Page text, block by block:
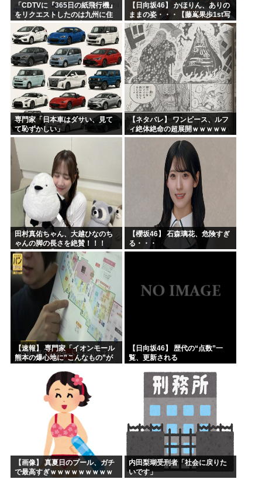
「CDTVに『365日の紙飛行機』
をリクエストしたのは九州に住
む中学生」←この事実って結構
デカいよな【AKB48】
【日向坂46】 かほりん、ありの
ままの姿・・・【藤嶌果歩1st写
真集】
専門家「日本車はダサい、見て
て恥ずかしい」
【ネタバレ】 ワンピース、ルフ
ィ絶体絶命の超展開ｗｗｗｗｗ
ｗｗｗｗｗｗｗｗｗｗｗｗｗｗ
ｗｗｗｗｗｗｗｗｗｗｗｗｗｗ
ｗｗｗｗｗｗｗｗｗｗｗｗ...
田村真佑ちゃん、大越ひなのち
ゃんの脚の長さを絶賛！！！
【乃木坂46】
【櫻坂46】 石森璃花、危険すぎ
る・・・
【速報】 専門家「イオンモール
熊本の爆心地に”こんなもの”が
【日向坂46】 歴代の“点数”一
覧、更新される
【画像】 真夏日のプール、ガチ
で最高すぎｗｗｗｗｗｗｗｗｗ
内田梨瑚受刑者「社会に戻りた
いです」